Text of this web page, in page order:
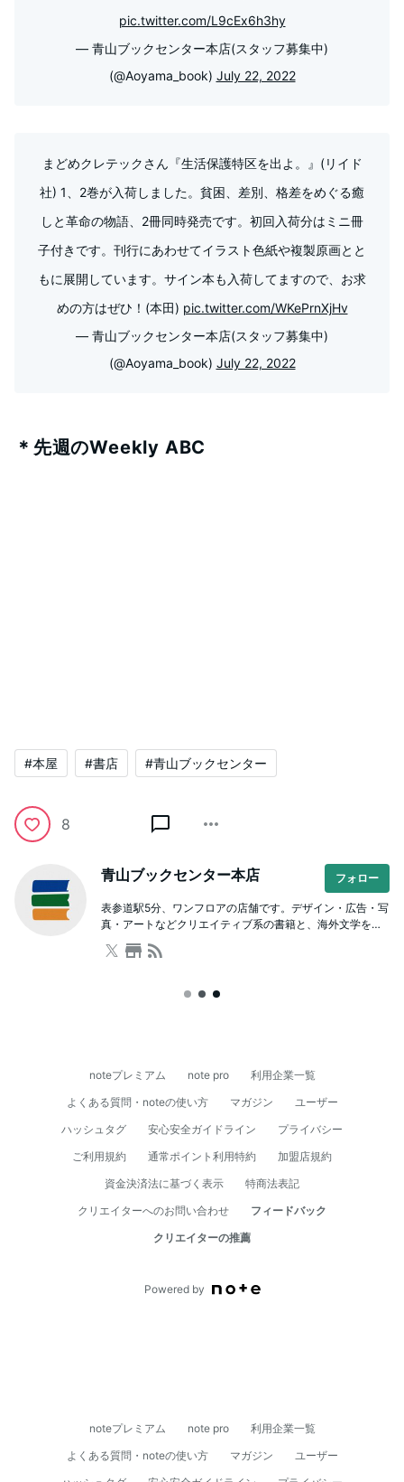
pic.twitter.com/L9cEx6h3hy
— 青山ブックセンター本店(スタッフ募集中)
(@Aoyama_book) July 22, 2022
まどめクレテックさん『生活保護特区を出よ。』(リイド
社) 1、2巻が入荷しました。貧困、差別、格差をめぐる癒
しと革命の物語、2冊同時発売です。初回入荷分はミニ冊
子付きです。刊行にあわせてイラスト色紙や複製原画とと
もに展開しています。サイン本も入荷してますので、お求
めの方はぜひ！(本田) pic.twitter.com/WKePrnXjHv
— 青山ブックセンター本店(スタッフ募集中)
(@Aoyama_book) July 22, 2022
＊先週のWeekly ABC
#本屋 #書店 #青山ブックセンター
8
青山ブックセンター本店 フォロー
表参道駅5分、ワンフロアの店舗です。デザイン・広告・写
真・アートなどクリエイティブ系の書籍と、海外文学をは
のスクールも併設しており、著者を招いたイベントも開催
noteプレミアム note pro
利用企業一覧
よくある質問・noteの使い方
マガジン
ユーザー
ハッシュタグ
安心安全ガイドライン
プライバシー
ご利用規約
通常ポイント利用特約
加盟店規約
資⾦決済法に基づく表⽰
特商法表記
クリエイターへのお問い合わせ
フィードバック
クリエイターの推薦
Powered by
noteプレミアム note pro
利用企業一覧
よくある質問・noteの使い方
マガジン
ユーザー